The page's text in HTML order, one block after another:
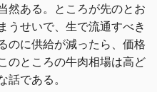
然ある。ところが先のとお
うせいで、生で流通すべき
のに供給が減ったら、価格
のところの牛肉相場は高ど
話である。